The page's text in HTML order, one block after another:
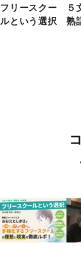
フリースクー
ルという選択
５
熟